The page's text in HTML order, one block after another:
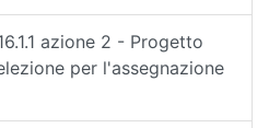
azione 2 - Progetto
per l'assegnazione